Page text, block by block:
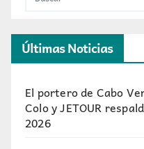
Últimas Noticias
El portero de Cabo
Colo y JETOUR
2026